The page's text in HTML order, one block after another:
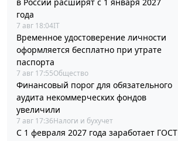
года
7 авг 18:04IT
Временное удостоверение личности
оформляется бесплатно при утрате
паспорта
7 авг 17:55Общество
Финансовый порог для обязательного
аудита некоммерческих фондов
увеличили
7 авг 17:36Налоги и бухучет
С 1 февраля 2027 года заработает ГОСТ